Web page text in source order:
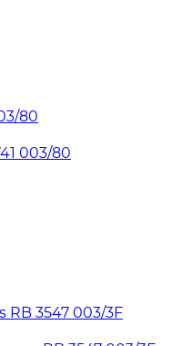
80
RB 3547 003/3F